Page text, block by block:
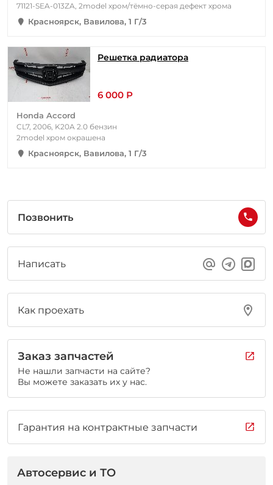
71121-SEA-013ZA, 2model хром/тёмно-серая дефект хрома
Красноярск, Вавилова, 1 Г/3
Решетка радиатора
6 000 Р
Honda Accord
CL7, 2006, K20A 2.0 бензин
2model хром окрашена
Красноярск, Вавилова, 1 Г/3
Позвонить
Написать
Как проехать
Заказ запчастей
Не нашли запчасти на сайте?
Вы можете заказать их у нас.
Гарантия на контрактные запчасти
Автосервис и ТО